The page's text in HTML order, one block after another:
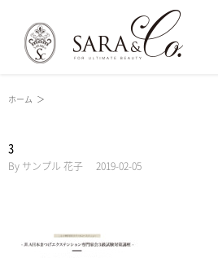
ホーム ＞
3
By サンプル 花子 2019-02-05